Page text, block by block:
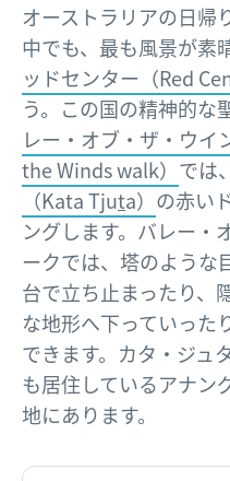
オーストラリアの日帰
中でも、最も風景が素
ッドセンター（Red
う。この国の精神的な
レー・オブ・ザ・ウ
the Winds walk） では
（Kata Tjuta） の赤い
ングします。バレー・
ークでは、塔のような
台で立ち止まったり、
な地形へ下っていった
できます。カタ・ジュ
も居住しているアナン
地にあります。